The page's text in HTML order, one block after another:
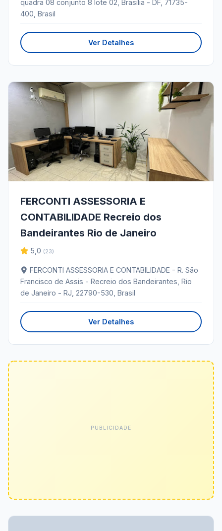
quadra 08 conjunto 8 lote 02, Brasília - DF, 71735-
400, Brasil
Ver Detalhes
FERCONTI ASSESSORIA E
CONTABILIDADE Recreio dos
Bandeirantes Rio de Janeiro
5,0 (23)
FERCONTI ASSESSORIA E CONTABILIDADE - R. São
Francisco de Assis - Recreio dos Bandeirantes, Rio
de Janeiro - RJ, 22790-530, Brasil
Ver Detalhes